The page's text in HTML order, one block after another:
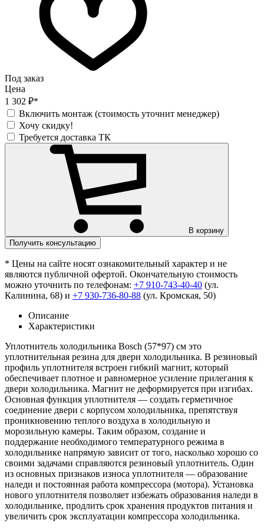
Под заказ
Цена
1 302 ₽*
Включить монтаж (стоимость уточнит менеджер)
Хочу скидку!
Требуется доставка ТК
В корзину
Получить консультацию
* Цены на сайте носят ознакомительный характер и не
являются публичной офертой. Окончательную стоимость
можно уточнить по телефонам: +7 910-743-40-40 (ул.
Калинина, 68) и +7 930-736-80-88 (ул. Кромская, 50)
Описание
Характеристики
Уплотнитель холодильника Bosch (57*97) см это
уплотнительная резина для двери холодильника. В резиновый
профиль уплотнителя встроен гибкий магнит, который
обеспечивает плотное и равномерное усиление прилегания к
двери холодильника. Магнит не деформируется при изгибах.
Основная функция уплотнителя — создать герметичное
соединение двери с корпусом холодильника, препятствуя
проникновению теплого воздуха в холодильную и
морозильную камеры. Таким образом, создание и
поддержание необходимого температурного режима в
холодильнике напрямую зависит от того, насколько хорошо со
своими задачами справляются резиновый уплотнитель. Один
из основных признаков износа уплотнителя — образование
наледи и постоянная работа компрессора (мотора). Установка
нового уплотнителя позволяет избежать образования наледи в
холодильнике, продлить срок хранения продуктов питания и
увеличить срок эксплуатации компрессора холодильника.